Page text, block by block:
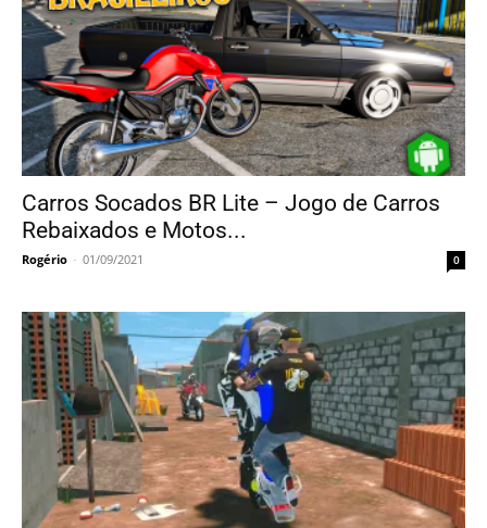
Carros Socados BR Lite – Jogo de Carros
Rebaixados e Motos...
Rogério - 01/09/2021 0